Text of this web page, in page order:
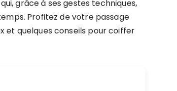
grâce à ses gestes techniques,
Profitez de votre passage
et quelques conseils pour coiffer